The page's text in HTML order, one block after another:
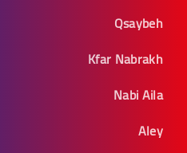
Qsaybeh
Kfar Nabrakh
Nabi Aila
Aley